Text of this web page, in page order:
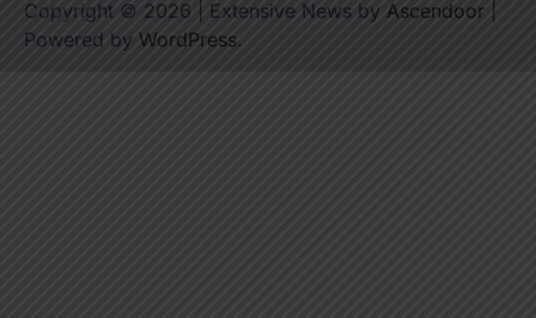
Copyright © 2026 | Extensive News by Ascendoor
Powered by WordPress.